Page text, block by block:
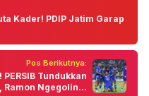
Kader! PDIP Jatim Garap
Pos Berikutnya:
Tundukkan
Ramon Ngegolin...